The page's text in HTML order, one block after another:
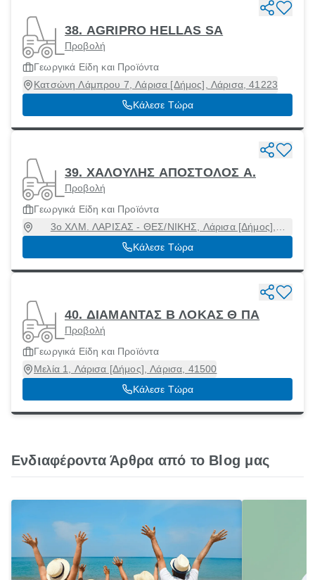
38. ΑGRIPRO HELLAS SΑ
Προβολή
Γεωργικά Είδη και Προϊόντα
Κατσώνη Λάμπρου 7, Λάρισα [Δήμος], Λάρισα, 41223
Κάλεσε Τώρα
39. ΧΑΛΟΥΛΗΣ ΑΠΟΣΤΟΛΟΣ Α.
Προβολή
Γεωργικά Είδη και Προϊόντα
3ο ΧΛΜ. ΛΑΡΙΣΑΣ - ΘΕΣ/ΝΙΚΗΣ, Λάρισα [Δήμος],
Λάρισα, 41336
Κάλεσε Τώρα
40. ΔΙΑΜΑΝΤΑΣ Β ΛΟΚΑΣ Θ ΠΑ
Προβολή
Γεωργικά Είδη και Προϊόντα
Μελία 1, Λάρισα [Δήμος], Λάρισα, 41500
Κάλεσε Τώρα
Ενδιαφέροντα Άρθρα από το Blog μας